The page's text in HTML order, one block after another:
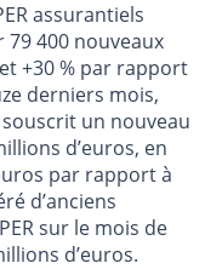
assurantiels
79 400 nouveaux
+30 % par rapport
derniers mois,
un nouveau
d’euros, en
par rapport à
d’anciens
sur le mois de
d’euros.